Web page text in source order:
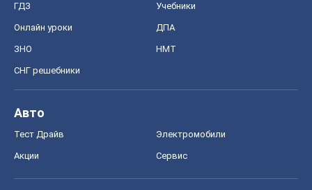
ГДЗ Учебники
Онлайн уроки ДПА
ЗНО НМТ
СНГ решебники
Авто
Тест Драйв Электромобили
Акции Сервис